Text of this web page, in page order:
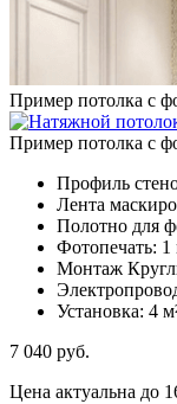
Пример потолка с
Пример потолка с
Профиль
Лента
Полотно для
Фотопечать: 1
Монтаж
Установка: 4
7 040 руб.
Цена актуальна до